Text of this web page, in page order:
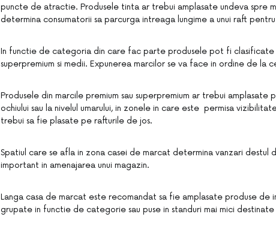
puncte de atractie. Produsele tinta ar trebui amplasate undeva spre
determina consumatorii sa parcurga intreaga lungime a unui raft
In functie de categoria din care fac parte produsele pot fi clasificate
superpremium si medii. Expunerea marcilor se va face in ordine de la
Produsele din marcile premium sau superpremium ar trebui amplasate
ochiului sau la nivelul umarului, in zonele in care este permisa
trebui sa fie plasate pe rafturile de jos.
Spatiul care se afla in zona casei de marcat determina vanzari destul
important in amenajarea unui magazin.
Langa casa de marcat este recomandat sa fie amplasate produse de
grupate in functie de categorie sau puse in standuri mai mici